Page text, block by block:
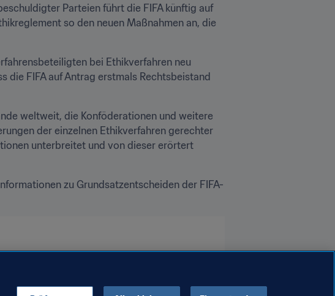
Parteien führt die FIFA künftig auf
so den neuen Maßnahmen an, die
bei Ethikverfahren neu
die FIFA auf Antrag erstmals Rechtsbeistand
weltweit, die Konföderationen und weitere
der einzelnen Ethikverfahren gerechter
unterbreitet und von dieser erörtert
zu Grundsatzentscheiden der FIFA-